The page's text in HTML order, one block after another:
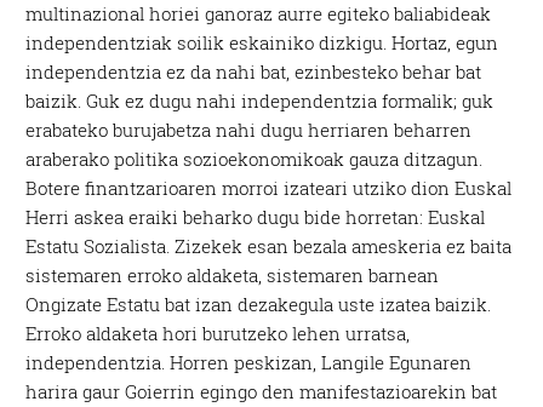
multinazional horiei ganoraz aurre egiteko baliabideak
independentziak soilik eskainiko dizkigu. Hortaz, egun
independentzia ez da nahi bat, ezinbesteko behar bat
baizik. Guk ez dugu nahi independentzia formalik; guk
erabateko burujabetza nahi dugu herriaren beharren
araberako politika sozioekonomikoak gauza ditzagun.
Botere finantzarioaren morroi izateari utziko dion Euskal
Herri askea eraiki beharko dugu bide horretan: Euskal
Estatu Sozialista. Zizekek esan bezala ameskeria ez baita
sistemaren erroko aldaketa, sistemaren barnean
Ongizate Estatu bat izan dezakegula uste izatea baizik.
Erroko aldaketa hori burutzeko lehen urratsa,
independentzia. Horren peskizan, Langile Egunaren
harira gaur Goierrin egingo den manifestazioarekin bat